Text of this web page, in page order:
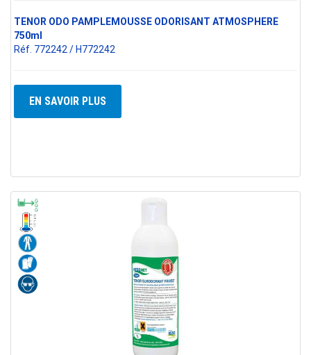
TENOR ODO PAMPLEMOUSSE ODORISANT ATMOSPHERE
750ml
Réf. 772242 / H772242
EN SAVOIR PLUS